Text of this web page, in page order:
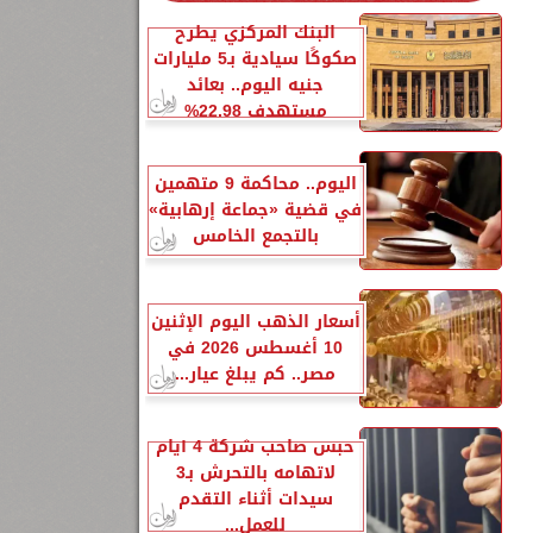
البنك المركزي يطرح
صكوكًا سيادية بـ5 مليارات
جنيه اليوم.. بعائد
مستهدف 22.98%
اليوم.. محاكمة 9 متهمين
في قضية «جماعة إرهابية»
بالتجمع الخامس
أسعار الذهب اليوم الإثنين
10 أغسطس 2026 في
مصر.. كم يبلغ عيار...
حبس صاحب شركة 4 أيام
لاتهامه بالتحرش بـ3
سيدات أثناء التقدم
للعمل...